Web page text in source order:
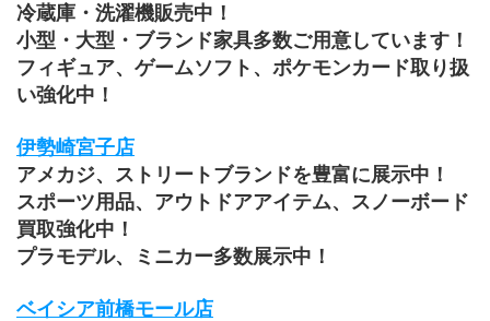
冷蔵庫・洗濯機販売中！
小型・大型・ブランド家具多数ご用意しています！
﻿フィギュア、ゲームソフト、ポケモンカード取り扱
い強化中！
伊勢崎宮子店
アメカジ、ストリートブランドを豊富に展示中！
スポーツ用品、アウトドアアイテム、スノーボード
買取強化中！
プラモデル、ミニカー多数展示中！
ベイシア前橋モール店